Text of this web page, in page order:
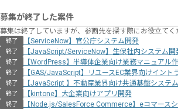
募集が終了した案件
募集は終了していますが、参画先を探す際にお役立てく
終了 【ServiceNow】官公庁システム開発
終了 【JavaScript/ServiceNow】生保社内システム開
終了 【WordPress】半導体企業向け業務マニュアル
終了 【GAS/JavaScript】リユースEC業界向けイント
終了 【JavaScript 】不動産業界向け共通基盤システ
終了 【kintone】大企業向けアプリ開発
終了 【Node.js/SalesForce Commerce】eコマース